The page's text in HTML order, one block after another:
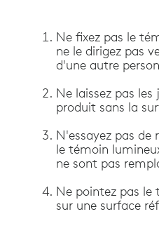
Ne fixez pas le
ne le dirigez pas
d'une autre
Ne laissez pas
produit sans la
N'essayez pas de
le témoin
ne sont pas
Ne pointez pas
sur une surface